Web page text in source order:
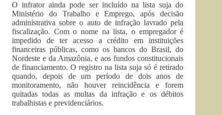
O infrator ainda pode ser incluído na lista suja do
Ministério do Trabalho e Emprego, após decisão
administrativa sobre o auto de infração lavrado pela
fiscalização. Com o nome na lista, o empregador é
impedido de ter acesso a crédito em instituições
financeiras públicas, como os bancos do Brasil, do
Nordeste e da Amazônia, e aos fundos constitucionais
de financiamento. O registro na lista suja só é retirado
quando, depois de um período de dois anos de
monitoramento, não houver reincidência e forem
quitadas todas as multas da infração e os débitos
trabalhistas e previdenciários.